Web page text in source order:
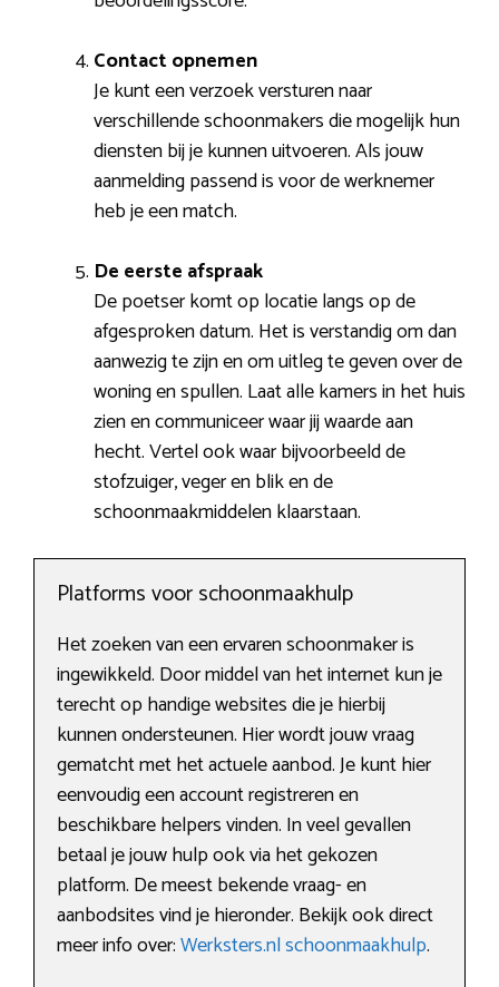
Contact opnemen
Je kunt een verzoek versturen naar
verschillende schoonmakers die mogelijk hun
diensten bij je kunnen uitvoeren. Als jouw
aanmelding passend is voor de werknemer
heb je een match.
De eerste afspraak
De poetser komt op locatie langs op de
afgesproken datum. Het is verstandig om dan
aanwezig te zijn en om uitleg te geven over de
woning en spullen. Laat alle kamers in het huis
zien en communiceer waar jij waarde aan
hecht. Vertel ook waar bijvoorbeeld de
stofzuiger, veger en blik en de
schoonmaakmiddelen klaarstaan.
Platforms voor schoonmaakhulp
Het zoeken van een ervaren schoonmaker is
ingewikkeld. Door middel van het internet kun je
terecht op handige websites die je hierbij
kunnen ondersteunen. Hier wordt jouw vraag
gematcht met het actuele aanbod. Je kunt hier
eenvoudig een account registreren en
beschikbare helpers vinden. In veel gevallen
betaal je jouw hulp ook via het gekozen
platform. De meest bekende vraag- en
aanbodsites vind je hieronder. Bekijk ook direct
meer info over:Werksters.nl schoonmaakhulp.